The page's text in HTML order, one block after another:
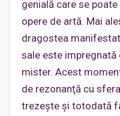
genială care se
opere de artă. Mai
dragostea
sale este
mister. Acest
de rezonanţă cu
trezeşte şi totodată